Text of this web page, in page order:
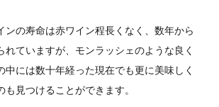
ンの寿命は赤ワイン程長くなく、数年から
れていますが、モンラッシェのような良く
中には数十年経った現在でも更に美味しく
見つけることができます。